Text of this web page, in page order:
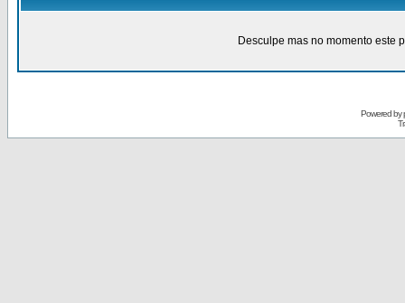
Desculpe mas no momento este
Powered by